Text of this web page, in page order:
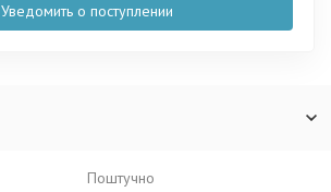
Уведомить о поступлении
Поштучно